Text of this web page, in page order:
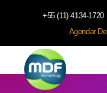
+55 (11) 4134-1720
Agendar